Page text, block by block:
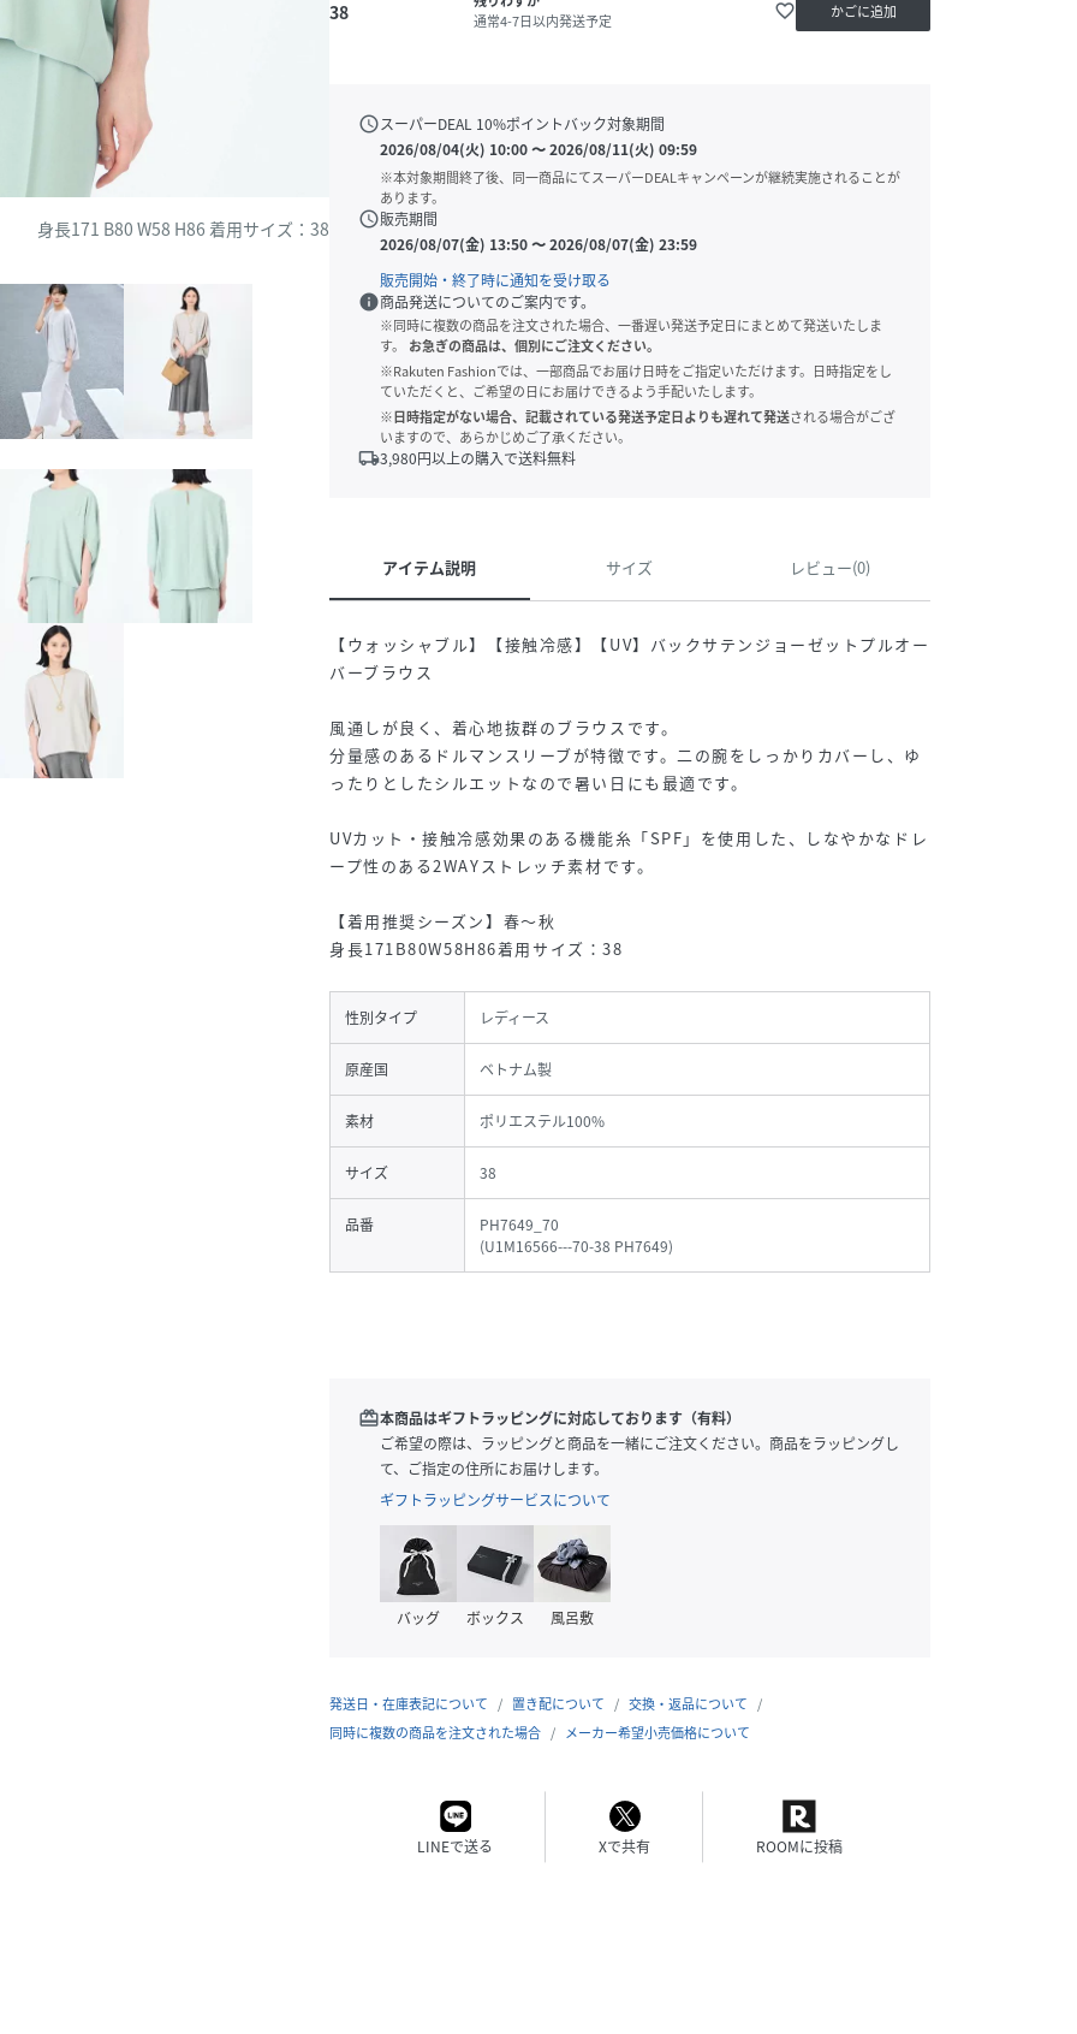
身長171 B80 W58 H86 着用サイズ：38
38
通常4-7日以内発送予定
favorite_border かごに追加
scheduleスーパーDEAL 10%ポイントバック対象期間
2026/08/04(火) 10:00〜2026/08/11(火) 09:59
※本対象期間終了後、同一商品にてスーパーDEALキャンペーンが継続実施されることが
あります。
schedule販売期間
2026/08/07(金) 13:50〜2026/08/07(金) 23:59
販売開始・終了時に通知を受け取る
info商品発送についてのご案内です。
※同時に複数の商品を注文された場合、一番遅い発送予定日にまとめて発送いたしま
す。
お急ぎの商品は、個別にご注文ください。
※Rakuten Fashionでは、一部商品でお届け日時をご指定いただけます。日時指定をし
ていただくと、ご希望の日にお届けできるよう手配いたします。
※日時指定がない場合、記載されている発送予定日よりも遅れて発送される場合がござ
いますので、あらかじめご了承ください。
local_shipping3,980円以上の購入で送料無料
アイテム説明 サイズ レビュー(0)
【ウォッシャブル】【接触冷感】【UV】バックサテンジョーゼットプルオー
バーブラウス
風通しが良く、着心地抜群のブラウスです。
分量感のあるドルマンスリーブが特徴です。二の腕をしっかりカバーし、ゆ
ったりとしたシルエットなので暑い日にも最適です。
UVカット・接触冷感効果のある機能糸「SPF」を使用した、しなやかなドレ
ープ性のある2WAYストレッチ素材です。
【着用推奨シーズン】春～秋
身長171B80W58H86着用サイズ：38
性別タイプ レディース
原産国 ベトナム製
素材 ポリエステル100%
サイズ 38
品番
PH7649_70
(U1M16566---70-38 PH7649)
redeem本商品はギフトラッピングに対応しております（有料）
ご希望の際は、ラッピングと商品を一緒にご注文ください。商品をラッピングし
て、ご指定の住所にお届けします。
ギフトラッピングサービスについて
バッグ ボックス 風呂敷
発送日・在庫表記について 置き配について
交換・返品について
同時に複数の商品を注文された場合
メーカー希望小売価格について
LINEで送る Xで共有 ROOMに投稿